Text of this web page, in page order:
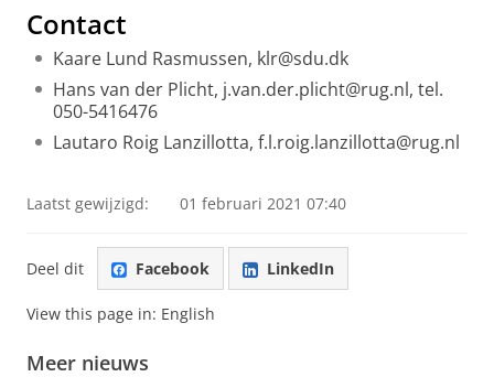
Contact
Kaare Lund Rasmussen, klr@sdu.dk
Hans van der Plicht, j.van.der.plicht@rug.nl, tel.
050-5416476
Lautaro Roig Lanzillotta, f.l.roig.lanzillotta@rug.nl
Laatst gewijzigd: 01 februari 2021 07:40
Deel dit Facebook LinkedIn
View this page in: English
Meer nieuws